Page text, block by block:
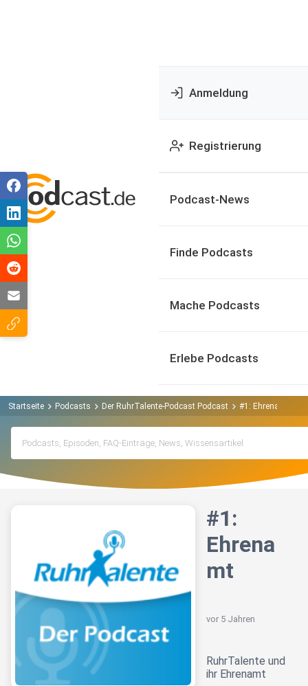
Anmeldung
Registrierung
Podcast-News
Finde Podcasts
Mache Podcasts
Erlebe Podcasts
Startseite Podcasts Der RuhrTalente-Podcast Podcast #1: Ehrenamt
#1:
Ehrena
mt
vor 5 Jahren
RuhrTalente und
ihr Ehrenamt